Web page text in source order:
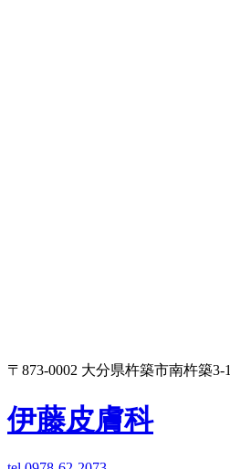
〒873-0002 大分県杵築市南杵築3-1
伊藤皮膚科